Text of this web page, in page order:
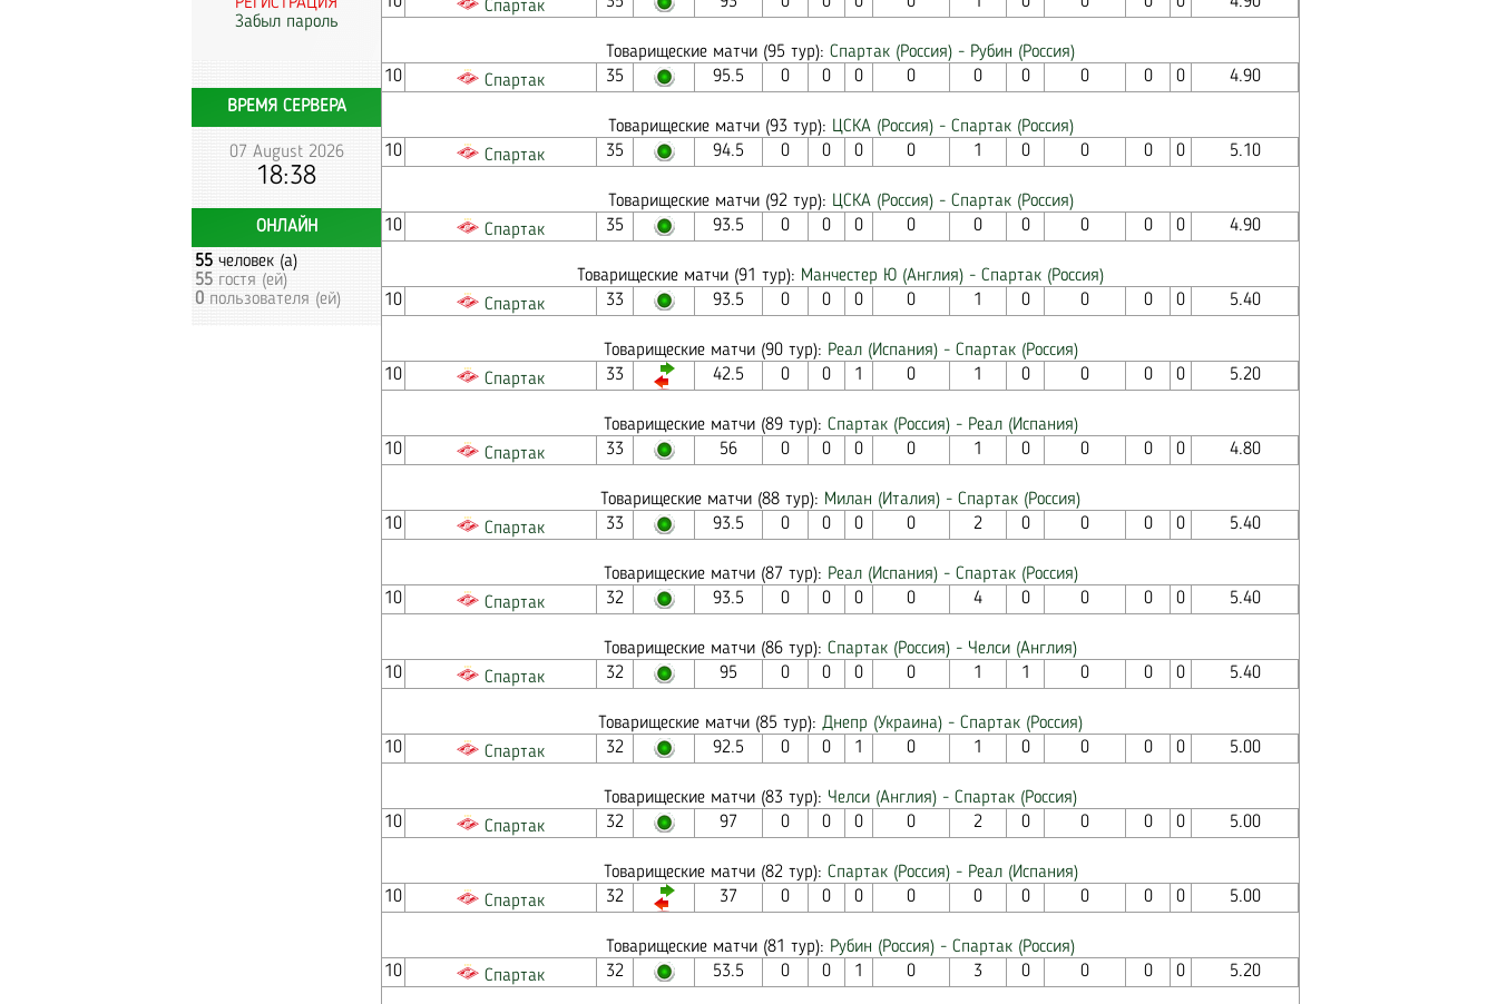
Забыл пароль
ВРЕМЯ СЕРВЕРА
07 August 2026
18:38
ОНЛАЙН
55 человек (а)
55 гостя (ей)
0 пользователя (ей)
Спартак
Товарищеские матчи (95 тур): Спартак (Россия) - Рубин (Россия)
10
Спартак 35 95.5 0 0 0 0 0 0 0 0 0 4.90
Товарищеские матчи (93 тур): ЦСКА (Россия) - Спартак (Россия)
10
Спартак 35 94.5 0 0 0 0 1 0 0 0 0 5.10
Товарищеские матчи (92 тур): ЦСКА (Россия) - Спартак (Россия)
10
Спартак 35 93.5 0 0 0 0 0 0 0 0 0 4.90
Товарищеские матчи (91 тур): Манчестер Ю (Англия) - Спартак (Россия)
10
Спартак 33 93.5 0 0 0 0 1 0 0 0 0 5.40
Товарищеские матчи (90 тур): Реал (Испания) - Спартак (Россия)
10
Спартак 33 42.5 0 0 1 0 1 0 0 0 0 5.20
Товарищеские матчи (89 тур): Спартак (Россия) - Реал (Испания)
10
Спартак 33 56 0 0 0 0 1 0 0 0 0 4.80
Товарищеские матчи (88 тур): Милан (Италия) - Спартак (Россия)
10
Спартак 33 93.5 0 0 0 0 2 0 0 0 0 5.40
Товарищеские матчи (87 тур): Реал (Испания) - Спартак (Россия)
10
Спартак 32 93.5 0 0 0 0 4 0 0 0 0 5.40
Товарищеские матчи (86 тур): Спартак (Россия) - Челси (Англия)
10
Спартак 32 95 0 0 0 0 1 1 0 0 0 5.40
Товарищеские матчи (85 тур): Днепр (Украина) - Спартак (Россия)
10
Спартак 32 92.5 0 0 1 0 1 0 0 0 0 5.00
Товарищеские матчи (83 тур): Челси (Англия) - Спартак (Россия)
10
Спартак 32 97 0 0 0 0 2 0 0 0 0 5.00
Товарищеские матчи (82 тур): Спартак (Россия) - Реал (Испания)
10
Спартак 32 37 0 0 0 0 0 0 0 0 0 5.00
Товарищеские матчи (81 тур): Рубин (Россия) - Спартак (Россия)
10
Спартак 32 53.5 0 0 1 0 3 0 0 0 0 5.20